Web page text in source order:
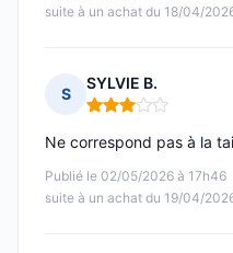
suite à un achat du 18/04/
S
SYLVIE B.
Note : 3 sur 5
Publié le 02/05/2026 à 17h46
suite à un achat du 19/04/
Ne correspond pas à la